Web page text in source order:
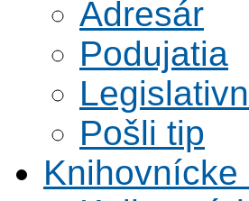
Adresár
Podujatia
Pošli tip
Knihovnícke